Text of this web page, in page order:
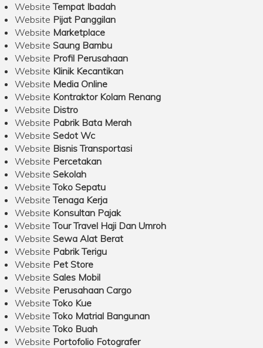
WebsiteTempat Ibadah
Website Pijat Panggilan
Website Marketplace
Website Saung Bambu
Website Profil Perusahaan
Website Klinik Kecantikan
Website Media Online
Website Kontraktor Kolam Renang
Website Distro
Website Pabrik Bata Merah
Website Sedot Wc
Website Bisnis Transportasi
Website Percetakan
Website Sekolah
WebsiteToko Sepatu
WebsiteTenaga Kerja
Website Konsultan Pajak
WebsiteTour Travel Haji Dan Umroh
Website Sewa Alat Berat
Website Pabrik Terigu
Website Pet Store
Website Sales Mobil
Website Perusahaan Cargo
WebsiteToko Kue
WebsiteToko Matrial Bangunan
WebsiteToko Buah
Website Portofolio Fotografer